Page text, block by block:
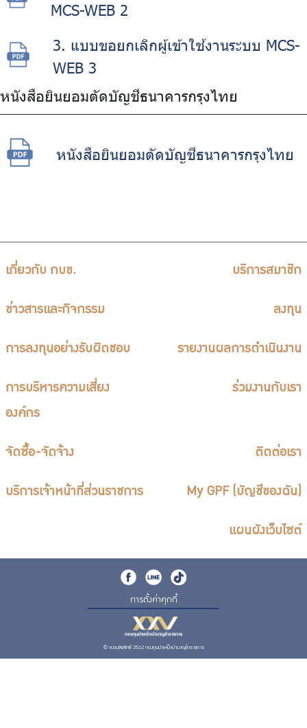
MCS-WEB 2
3. แบบขอยกเลิกผู้เข้าใช้งานระบบ MCS-
WEB 3
หนังสือยินยอมตัดบัญชีธนาคารกรุงไทย
หนังสือยินยอมตัดบัญชีธนาคารกรุงไทย
เกี่ยวกับ กบข. บริการสมาชิก
ข่าวสารและกิจกรรม ลงทุน
การลงทุนอย่างรับผิดชอบ รายงานผลการดำเนินงาน
การบริหารความเสี่ยง
องค์กร
ร่วมงานกับเรา
จัดซื้อ-จัดจ้าง ติดต่อเรา
บริการเจ้าหน้าที่ส่วนราชการ My GPF (บัญชีของฉัน)
แผนผังเว็บไซต์
การตั้งค่าคุกกี้
© สงวนลิขสิทธิ์ 2562 กองทุนบำเหน็จบำนาญข้าราชการ